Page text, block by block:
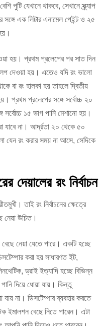
পুটি যেখানে থাকবে, সেখানে স্ক্র্যাপ
এক লিটার এনামেল পেইন্ট ও ২৫
হয়। প্রথম প্রলেপের পর সাত দিন
দেওয়া হয়। এতেও যদি রং ভালো
বা রং হালকা হয় তাহলে দ্বিতীয়
প্রথম প্রলেপের সঙ্গে সর্বোচ্চ ২০
সর্বোচ্চ ১৫ ভাগ পানি মেশানো হয়।
যাবে না। আর্দ্রতা ২০ থেকে ৫০
যেন রং করার সময় না আসে, সেদিকে
দেয়ালের রং নির্বাচন
তাই রং নির্বাচনের ক্ষেত্রে
নেয়া উচিত।
নেয়া যেতে পারে। একটি হচ্ছে
করা হয় সাধারণত ইট,
ড্রাই ইত্যাদি হচ্ছে বিভিন্ন
দিয়ে ধোয়া যায়। কিন্তু
যায় না। ডিসটেম্পার ব্যবহার করতে
ইমালশন বেছে নিতে পারেন। এটা